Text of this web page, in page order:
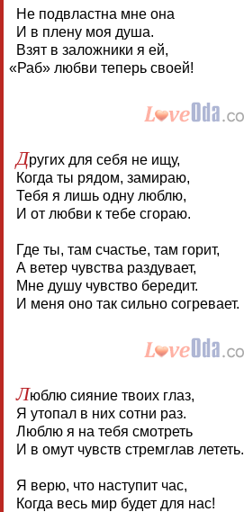
Не подвластна мне она
И в плену моя душа.
Взят в заложники я ей,
«Раб» любви теперь своей!
Других для себя не ищу,
Когда ты рядом, замираю,
Тебя я лишь одну люблю,
И от любви к тебе сгораю.
Где ты, там счастье, там горит,
А ветер чувства раздувает,
Мне душу чувство бередит.
И меня оно так сильно согревает.
Люблю сияние твоих глаз,
Я утопал в них сотни раз.
Люблю я на тебя смотреть
И в омут чувств стремглав лететь.
Я верю, что наступит час,
Когда весь мир будет для нас!